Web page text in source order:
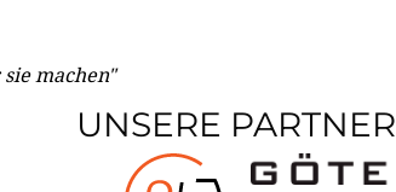
machen"
UNSERE PARTNER